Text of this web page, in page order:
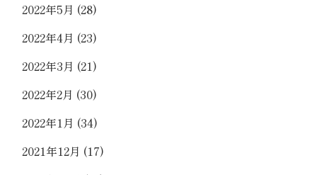
2022年5月 (28)
2022年4月 (23)
2022年3月 (21)
2022年2月 (30)
2022年1月 (34)
2021年12月 (17)